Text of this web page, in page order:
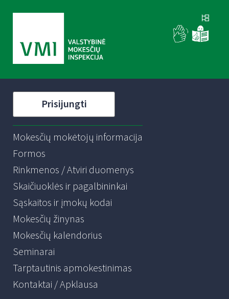
Prisijungti
Mokesčių mokėtojų informacija
Formos
Rinkmenos / Atviri duomenys
Skaičiuoklės ir pagalbininkai
Sąskaitos ir įmokų kodai
Mokesčių žinynas
Mokesčių kalendorius
Seminarai
Tarptautinis apmokestinimas
Kontaktai / Apklausa